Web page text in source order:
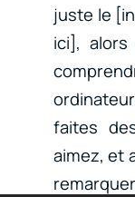
juste le
ici], alors
faites
aimez, et